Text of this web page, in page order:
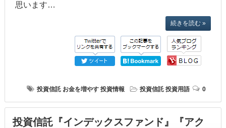
思います…
続きを読む »
投資信託 お金を増やす 投資情報 投資信託 投資用語 0
投資信託『インデックスファンド』『アク